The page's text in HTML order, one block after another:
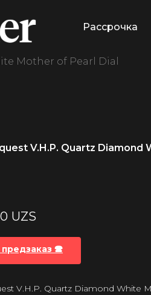
Рассрочка
Mother of Pearl Dial
V.H.P. Quartz Diamond
UZS
🕿
V.H.P. Quartz Diamond White